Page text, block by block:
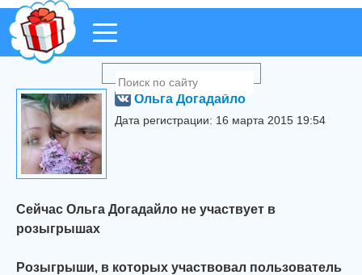
Ольга Догадайло
Дата регистрации: 16 марта 2015 19:54
Сейчас Ольга Догадайло не участвует в
розыгрышах
Розыгрыши, в которых участвовал пользователь